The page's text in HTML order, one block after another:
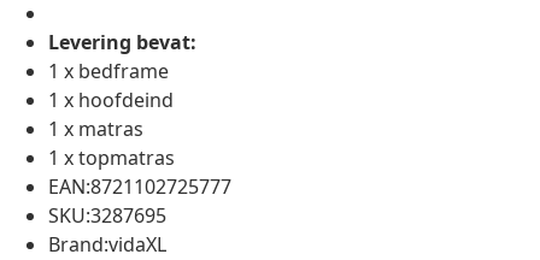
Levering bevat:
1 x bedframe
1 x hoofdeind
1 x matras
1 x topmatras
EAN:8721102725777
SKU:3287695
Brand:vidaXL